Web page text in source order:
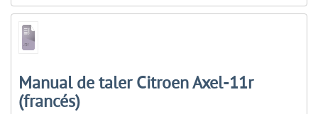
Manual de taler Citroen Axel-11r
(francés)